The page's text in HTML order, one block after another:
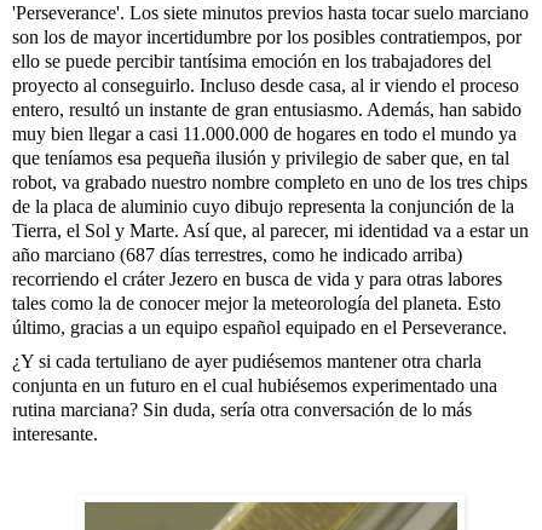
'Perseverance'. Los siete minutos previos hasta tocar suelo marciano
son los de mayor incertidumbre por los posibles contratiempos, por
ello se puede percibir tantísima emoción en los trabajadores del
proyecto al conseguirlo. Incluso desde casa, al ir viendo el proceso
entero, resultó un instante de gran entusiasmo. Además, han sabido
muy bien llegar a casi 11.000.000 de hogares en todo el mundo ya
que teníamos esa pequeña ilusión y privilegio de saber que, en tal
robot, va grabado nuestro nombre completo en uno de los tres chips
de la placa de aluminio cuyo dibujo representa la conjunción de la
Tierra, el Sol y Marte. Así que, al parecer, mi identidad va a estar un
año marciano (687 días terrestres, como he indicado arriba)
recorriendo el cráter Jezero en busca de vida y para otras labores
tales como la de conocer mejor la meteorología del planeta. Esto
último, gracias a un equipo español equipado en el Perseverance.
¿Y si cada tertuliano de ayer pudiésemos mantener otra charla
conjunta en un futuro en el cual hubiésemos experimentado una
rutina marciana? Sin duda, sería otra conversación de lo más
interesante.